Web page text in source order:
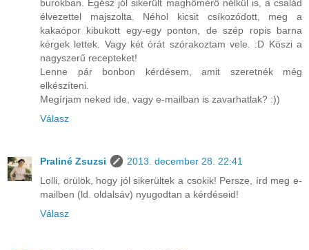
burokban. Egész jól sikerült maghőmérő nélkül is, a család
élvezettel majszolta. Néhol kicsit csíkozódott, meg a
kakaópor kibukott egy-egy ponton, de szép ropis barna
kérgek lettek. Vagy két órát szórakoztam vele. :D Köszi a
nagyszerű recepteket!
Lenne pár bonbon kérdésem, amit szeretnék még
elkészíteni.
Megírjam neked ide, vagy e-mailban is zavarhatlak? :))
Válasz
Praliné Zsuzsi
2013. december 28. 22:41
Lolli, örülök, hogy jól sikerültek a csokik! Persze, írd meg e-
mailben (ld. oldalsáv) nyugodtan a kérdéseid!
Válasz